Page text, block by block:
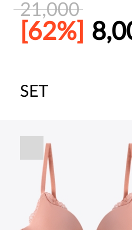
21,000
[62%]
주말특가
[썸머블프] 2만원
SET